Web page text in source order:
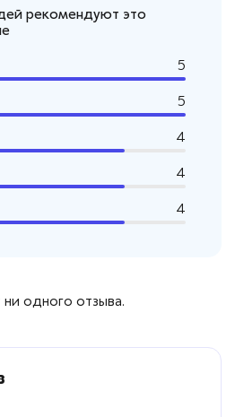
ни одного отзыва.
рекомендуют это
5
5
4
4
4